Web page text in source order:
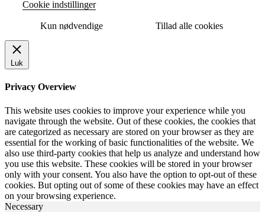
Cookie indstillinger
Kun nødvendige Tillad alle cookies
Luk
Privacy Overview
This website uses cookies to improve your experience while you
navigate through the website. Out of these cookies, the cookies that
are categorized as necessary are stored on your browser as they are
essential for the working of basic functionalities of the website. We
also use third-party cookies that help us analyze and understand how
you use this website. These cookies will be stored in your browser
only with your consent. You also have the option to opt-out of these
cookies. But opting out of some of these cookies may have an effect
on your browsing experience.
Necessary